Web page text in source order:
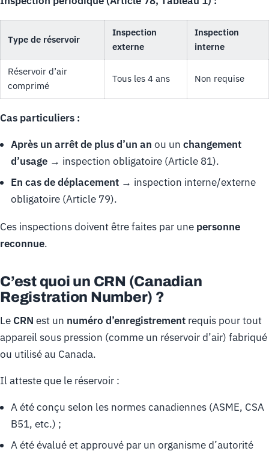
Type de réservoir
Inspection
externe
Inspection
interne
Réservoir d’air
comprimé
Tous les 4 ans Non requise
Cas particuliers :
Après un arrêt de plus d’un an ou un changement
d’usage→ inspection obligatoire (Article 81).
En cas de déplacement→ inspection interne/externe
obligatoire (Article 79).
Ces inspections doivent être faites par une personne
reconnue.
C’est quoi un CRN (Canadian
Registration Number) ?
Le CRN est un numéro d’enregistrement requis pour tout
appareil sous pression (comme un réservoir d’air) fabriqué
ou utilisé au Canada.
Il atteste que le réservoir :
A été conçu selon les normes canadiennes (ASME, CSA
B51, etc.) ;
A été évalué et approuvé par un organisme d’autorité